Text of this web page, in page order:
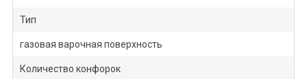
Тип
газовая варочная поверхность
Количество конфорок